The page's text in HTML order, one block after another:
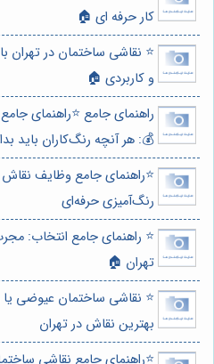
کار حرفه ای 🏠
⭐️ نقاشی ساختمان در تهران
و کاربردی 🏠
💰: هر آنچه رنگ‌کاران باید
⭐️راهنمای جامع وظایف
رنگ‌آمیزی حرفه‌ای
⭐️ راهنمای جامع انتخاب:
تهران 🏠
⭐️ نقاشی ساختمان عیوضی یا
بهترین نقاش در تهران